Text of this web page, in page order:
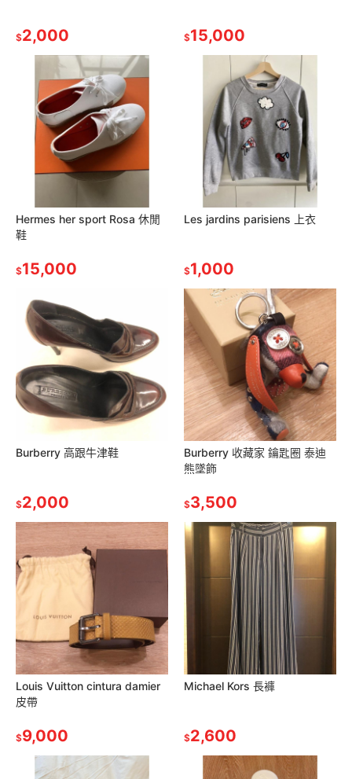
$2,000 $15,000
Hermes her sport Rosa 休閒
鞋
$15,000
Les jardins parisiens 上衣
$1,000
Burberry 高跟牛津鞋
$2,000
Burberry 收藏家 鑰匙圈 泰迪
熊墜飾
$3,500
Louis Vuitton cintura damier
皮帶
$9,000
Michael Kors 長褲
$2,600